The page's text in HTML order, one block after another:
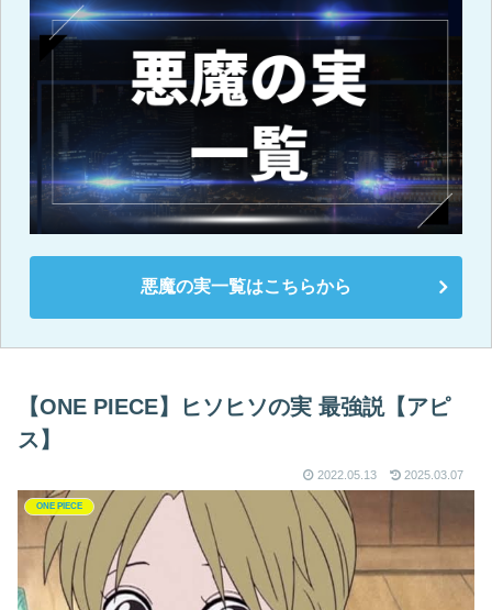
悪魔の実一覧はこちらから
【ONE PIECE】ヒソヒソの実 最強説【アピ
ス】
2022.05.13 2025.03.07
ONE PIECE